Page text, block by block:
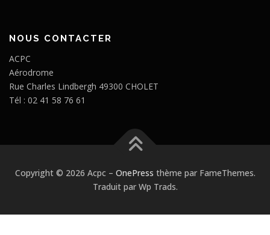
NOUS CONTACTER
ACPC
Aérodrome
Rue Charles Lindbergh 49300 CHOLET
Tél : 02 41 58 76 61
Copyright © 2026 Acpc – OnePress thème par FameThemes.
Traduit par Wp Trads.